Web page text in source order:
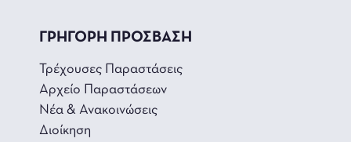
ΓΡΗΓΟΡΗ ΠΡΟΣΒΑΣΗ
Τρέχουσες Παραστάσεις
Αρχείο Παραστάσεων
Νέα & Ανακοινώσεις
Διοίκηση